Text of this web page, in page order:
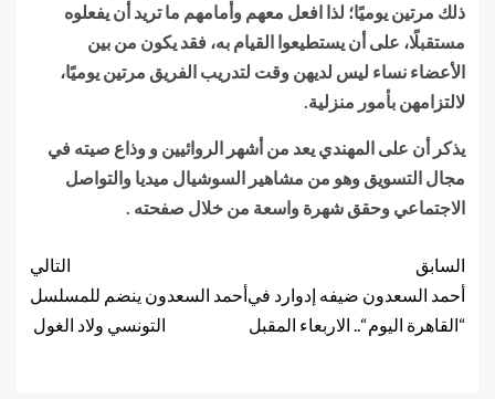
ذلك مرتين يوميًا؛ لذا افعل معهم وأمامهم ما تريد أن يفعلوه
مستقبلًا، على أن يستطيعوا القيام به، فقد يكون من بين
الأعضاء نساء ليس لديهن وقت لتدريب الفريق مرتين يوميًا،
لالتزامهن بأمور منزلية.
يذكر أن على المهندي يعد من أشهر الروائيين و وذاع صيته في
مجال التسويق وهو من مشاهير السوشيال ميديا والتواصل
الاجتماعي وحقق شهرة واسعة من خلال صفحته .
السابق
أحمد السعدون ضيفه إدوارد في
“القاهرة اليوم “.. الاربعاء المقبل
التالي
أحمد السعدون ينضم للمسلسل
التونسي ولاد الغول